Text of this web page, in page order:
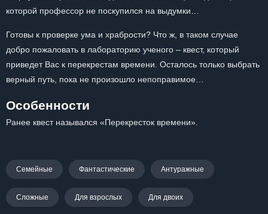
которой профессор не поскупился на выдумки…
Готовы к проверке ума и храбрости? Что ж, в таком случае
добро пожаловать в лабораторию ученого – квест, который
приведет Вас к перекрестам времени. Осталось только выбрать
верный путь, пока не произошло непоправимое…
Особенности
Ранее квест назывался «Перекресток времени».
Семейные Фантастические Антуражные
Сложные Для взрослых Для двоих